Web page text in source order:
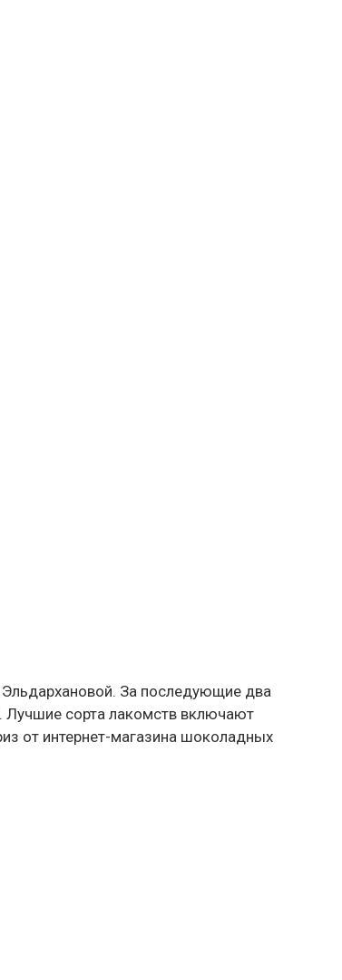
За последующие два
Лучшие сорта лакомств включают
от интернет-магазина шоколадных